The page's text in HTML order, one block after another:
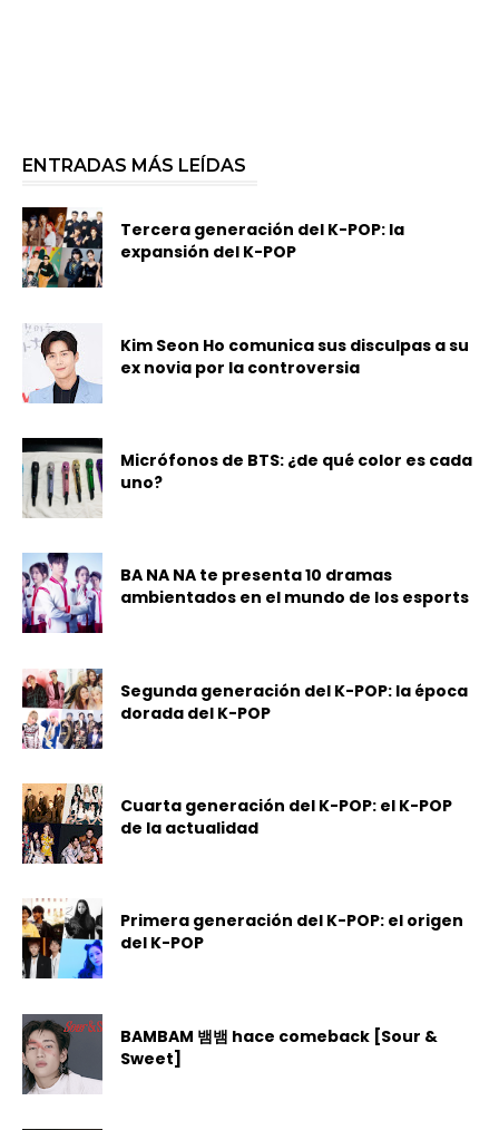
ENTRADAS MÁS LEÍDAS
Tercera generación del K-POP: la
expansión del K-POP
Kim Seon Ho comunica sus disculpas a su
ex novia por la controversia
Micrófonos de BTS: ¿de qué color es cada
uno?
BA NA NA te presenta 10 dramas
ambientados en el mundo de los esports
Segunda generación del K-POP: la época
dorada del K-POP
Cuarta generación del K-POP: el K-POP
de la actualidad
Primera generación del K-POP: el origen
del K-POP
BAMBAM 뱀뱀 hace comeback [Sour &
Sweet]